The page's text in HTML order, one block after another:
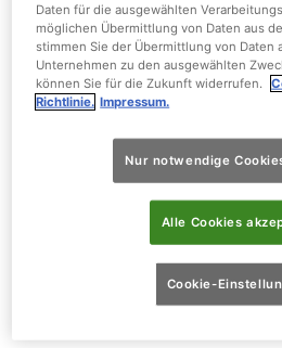
Der Rotschnabelhokko
Wildbahn sehr selten
Die Familie der Hokkohühner
Hühnervögel. Es handelt sich um
Truthuhn-große Regenwaldvögel
Südamerika. Charakteristisch
stark vergrößerte Luftröhre, die
laute Töne von sich zu geben und
Daten für die ausgewählten
möglichen Übermittlung von Daten aus
stimmen Sie der Übermittlung von Daten
Unternehmen zu den ausgewählten
können Sie für die Zukunft widerrufen.
Richtlinie. Impressum.
Nur notwendige
Alle Cookies
Cookie-